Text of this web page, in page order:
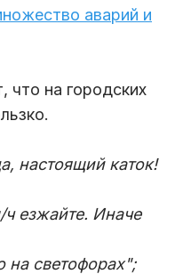
аварий и
на городских
настоящий каток!
езжайте. Иначе
на светофорах";